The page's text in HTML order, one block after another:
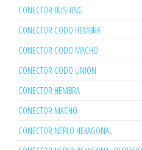
CONECTOR BUSHING
CONECTOR CODO HEMBRA
CONECTOR CODO MACHO
CONECTOR CODO UNION
CONECTOR HEMBRA
CONECTOR MACHO
CONECTOR NEPLO HEXAGONAL